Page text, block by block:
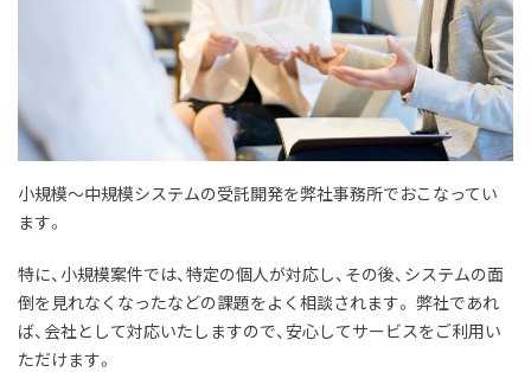
小規模〜中規模システムの受託開発を弊社事務所でおこなってい
ます。
特に、小規模案件では、特定の個人が対応し、その後、システムの面
倒を見れなくなったなどの課題をよく相談されます。 弊社であれ
ば、会社として対応いたしますので、安心してサービスをご利用い
ただけます。